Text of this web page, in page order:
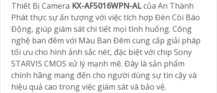
Thiết Bị Camera KX-AF5016WPN-ALcủa An Thành
Phát thực sự ấn tượng với việc tích hợp Đèn Còi Báo
Động, giúp giám sát chi tiết mọi tình huống. Công
nghệ ban đêm với Màu Ban Đêm cung cấp giải pháp
tối ưu cho hình ảnh sắc nét, đặc biệt với chip Sony
STARVIS CMOS xử lý mạnh mẽ. Đây là sản phẩm
chính hãng mang đến cho người dùng sự tin cậy và
hiệu quả cao trong việc giám sát và bảo vệ.